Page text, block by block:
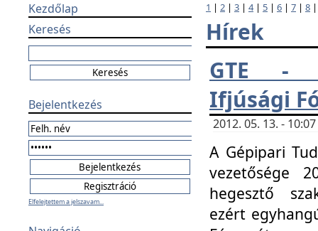
Kezdőlap
Keresés
Bejelentkezés
Elfelejtettem a jelszavam...
1 | 2 | 3 | 4| 5 | 6 | 7 | 8
Hírek
GTE -
Ifjúsági
2012. 05. 13. -
A Gépipari
vezetősége
hegesztő
ezért